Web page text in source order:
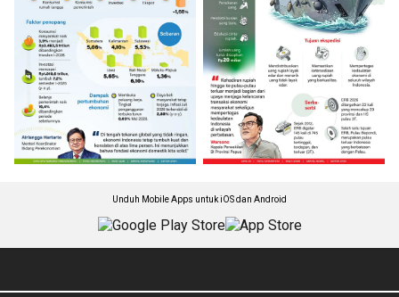
Unduh Mobile Apps untuk iOS dan Android